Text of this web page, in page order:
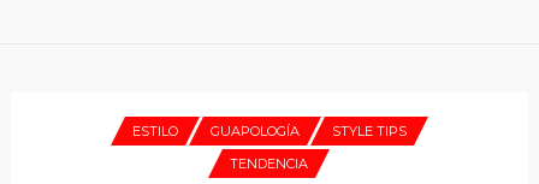
ESTILO GUAPOLOGÍA
STYLE TIPS
TENDENCIA